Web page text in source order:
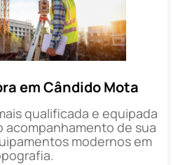
em Cândido Mota
qualificada e equipada
acompanhamento de sua
modernos em